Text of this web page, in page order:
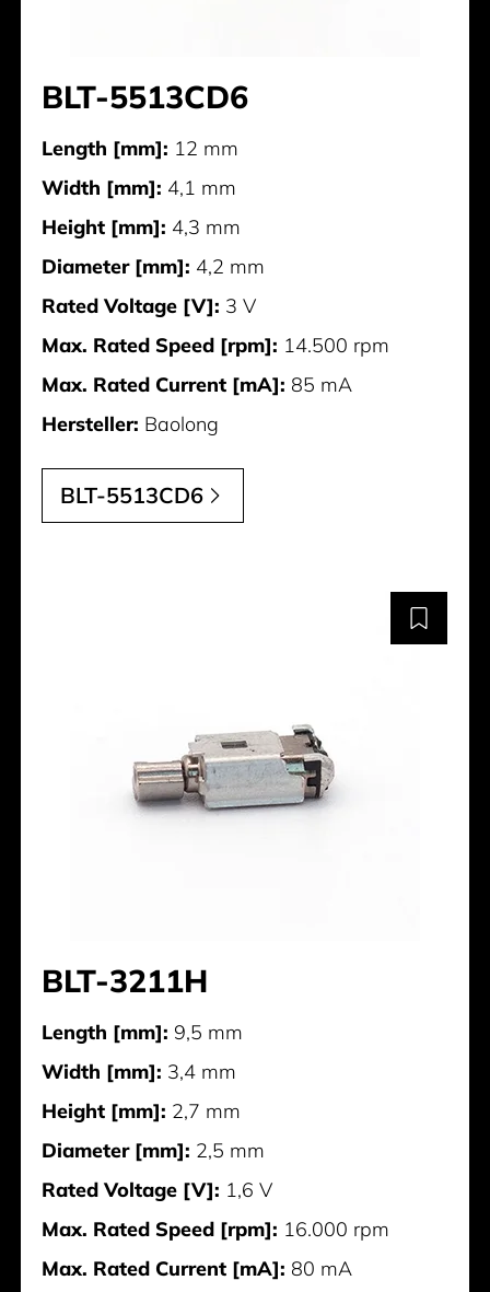
BLT-5513CD6
Length [mm]: 12 mm
Width [mm]: 4,1 mm
Height [mm]: 4,3 mm
Diameter [mm]: 4,2 mm
Rated Voltage [V]: 3 V
Max. Rated Speed [rpm]: 14.500 rpm
Max. Rated Current [mA]: 85 mA
Hersteller: Baolong
BLT-5513CD6
BLT-3211H
Length [mm]: 9,5 mm
Width [mm]: 3,4 mm
Height [mm]: 2,7 mm
Diameter [mm]: 2,5 mm
Rated Voltage [V]: 1,6 V
Max. Rated Speed [rpm]: 16.000 rpm
Max. Rated Current [mA]: 80 mA